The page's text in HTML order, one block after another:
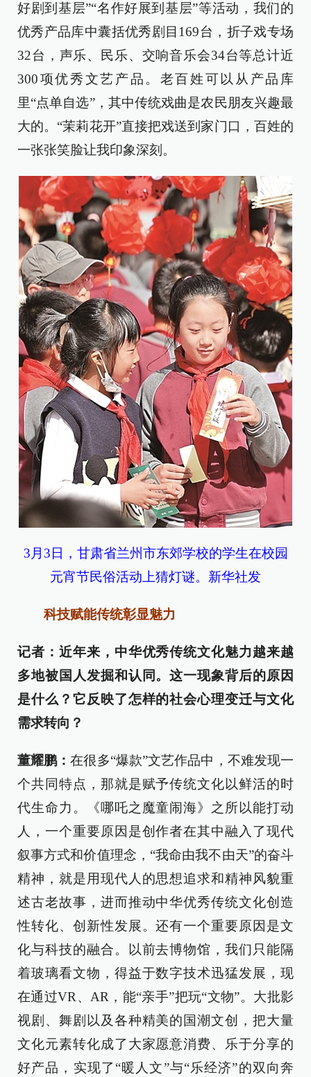
好剧到基层”“名作好展到基层”等活动，我们的
优秀产品库中囊括优秀剧目169台，折子戏专场
32台，声乐、民乐、交响音乐会34台等总计近
300项优秀文艺产品。老百姓可以从产品库
里“点单自选”，其中传统戏曲是农民朋友兴趣最
大的。“茉莉花开”直接把戏送到家门口，百姓的
一张张笑脸让我印象深刻。
3月3日，甘肃省兰州市东郊学校的学生在校园
元宵节民俗活动上猜灯谜。新华社发
科技赋能传统彰显魅力
记者：近年来，中华优秀传统文化魅力越来越
多地被国人发掘和认同。这一现象背后的原因
是什么？它反映了怎样的社会心理变迁与文化
需求转向？
董耀鹏：在很多“爆款”文艺作品中，不难发现一
个共同特点，那就是赋予传统文化以鲜活的时
代生命力。《哪吒之魔童闹海》之所以能打动
人，一个重要原因是创作者在其中融入了现代
叙事方式和价值理念，“我命由我不由天”的奋斗
精神，就是用现代人的思想追求和精神风貌重
述古老故事，进而推动中华优秀传统文化创造
性转化、创新性发展。还有一个重要原因是文
化与科技的融合。以前去博物馆，我们只能隔
着玻璃看文物，得益于数字技术迅猛发展，现
在通过VR、AR，能“亲手”把玩“文物”。大批影
视剧、舞剧以及各种精美的国潮文创，把大量
文化元素转化成了大家愿意消费、乐于分享的
好产品，实现了“暖人文”与“乐经济”的双向奔